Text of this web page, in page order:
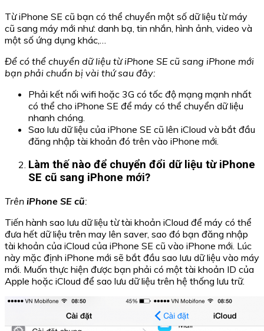
Từ iPhone SE cũ bạn có thể chuyển một số dữ liệu từ máy
cũ sang máy mới như: danh bạ, tin nhắn, hình ảnh, video và
một số ứng dụng khác,…
Để có thể chuyển dữ liệu từ iPhone SE cũ sang iPhone mới
bạn phải chuẩn bị vài thứ sau đây:
Phải kết nối wifi hoặc 3G có tốc độ mạng mạnh nhất
có thể cho iPhone SE để máy có thể chuyển dữ liệu
nhanh chóng.
Sao lưu dữ liệu của iPhone SE cũ lên iCloud và bắt đầu
đăng nhập tài khoản đó trên vào iPhone mới.
Làm thế nào để chuyển đổi dữ liệu từ iPhone
SE cũ sang iPhone mới?
Trên iPhone SE cũ:
Tiến hành sao lưu dữ liệu từ tài khoản iCloud để máy có thể
đưa hết dữ liệu trên may lên saver, sao đó bạn đăng nhập
tài khoản của iCloud của iPhone SE cũ vào iPhone mới. Lúc
này mặc định iPhone mới sẽ bắt đầu sao lưu dữ liệu vào máy
mới. Muốn thực hiện được bạn phải có một tài khoản ID của
Apple hoặc iCloud để sao lưu dữ liệu trên hệ thống lưu trữ.